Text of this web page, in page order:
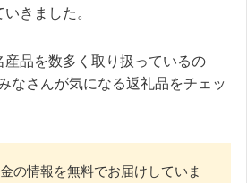
きました。
産品を数多く取り扱っているの
なさんが気になる返礼品をチェッ
の情報を無料でお届けしていま